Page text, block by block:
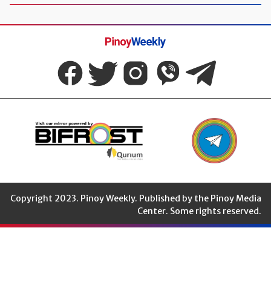
Pinoy
Weekly
Copyright 2023. Pinoy Weekly. Published by the Pinoy Media
Center. Some rights reserved.